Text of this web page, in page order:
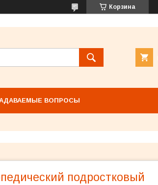
Корзина
ВОПРОСЫ
подростковый